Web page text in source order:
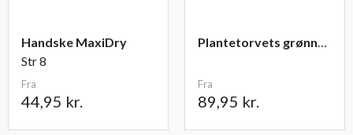
Handske MaxiDry
Str 8
Fra
44,95 kr.
Plantetorvets grønne vandingspose 75 liter
Fra
89,95 kr.